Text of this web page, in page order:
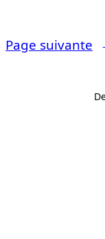
Page suivante